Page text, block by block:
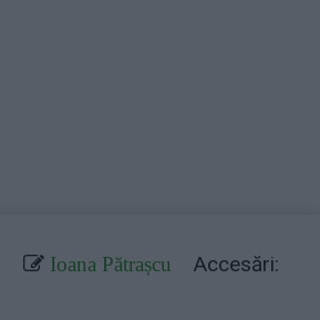
Ioana Pătrașcu
Accesări: